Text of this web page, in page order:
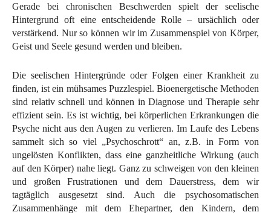
Gerade bei chronischen Beschwerden spielt der seelische
Hintergrund oft eine entscheidende Rolle – ursächlich oder
verstärkend. Nur so können wir im Zusammenspiel von Körper,
Geist und Seele gesund werden und bleiben.
Die seelischen Hintergründe oder Folgen einer Krankheit zu
finden, ist ein mühsames Puzzlespiel. Bioenergetische Methoden
sind relativ schnell und können in Diagnose und Therapie sehr
effizient sein. Es ist wichtig, bei körperlichen Erkrankungen die
Psyche nicht aus den Augen zu verlieren. Im Laufe des Lebens
sammelt sich so viel „Psychoschrott“ an, z.B. in Form von
ungelösten Konflikten, dass eine ganzheitliche Wirkung (auch
auf den Körper) nahe liegt. Ganz zu schweigen von den kleinen
und großen Frustrationen und dem Dauerstress, dem wir
tagtäglich ausgesetzt sind. Auch die psychosomatischen
Zusammenhänge mit dem Ehepartner, den Kindern, dem